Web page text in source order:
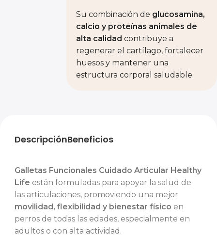
Su combinación de glucosamina,
calcio y proteínas animales de
alta calidad contribuye a
regenerar el cartílago, fortalecer
huesos y mantener una
estructura corporal saludable.
DescripciónBeneficios
Galletas Funcionales Cuidado Articular Healthy
Life están formuladas para apoyar la salud de
las articulaciones, promoviendo una mejor
movilidad, flexibilidad y bienestar físico en
perros de todas las edades, especialmente en
adultos o con alta actividad.